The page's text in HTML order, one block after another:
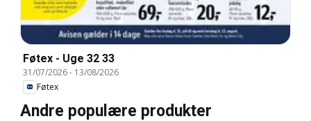
Føtex - Uge 32 33
31/07/2026- 13/08/2026
Føtex
Andre populære produkter